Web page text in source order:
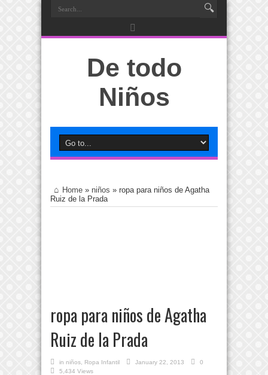
De todo
Niños
Home » niños » ropa para niños de Agatha
Ruiz de la Prada
ropa para niños de Agatha
Ruiz de la Prada
in niños Ropa Infantil January 22, 2013
0
5,434 Views